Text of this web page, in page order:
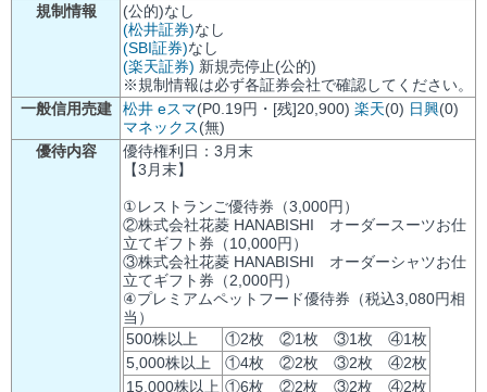
規制情報
(公的)なし
(松井証券)なし
(SBI証券)なし
(楽天証券) 新規売停止(公的)
※規制情報は必ず各証券会社で確認してください。
一般信用売建
松井 eスマ(P0.19円・[残]20,900) 楽天(0) 日興(0)
マネックス(無)
優待内容
優待権利日：3月末
【3月末】
①レストランご優待券（3,000円）
②株式会社花菱 HANABISHI オーダースーツお仕
立てギフト券（10,000円）
③株式会社花菱 HANABISHI オーダーシャツお仕
立てギフト券（2,000円）
④プレミアムペットフード優待券（税込3,080円相
当）
500株以上
①2枚 ②1枚 ③1枚 ④1枚
5,000株以上
①4枚 ②2枚 ③2枚 ④2枚
15,000株以上 ①6枚 ②2枚 ③2枚 ④2枚